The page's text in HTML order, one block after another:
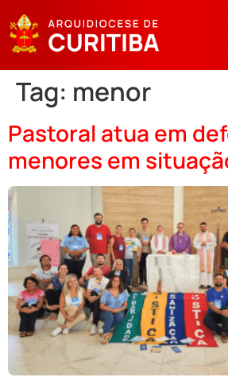
Tag: menor
Pastoral atua em
menores em